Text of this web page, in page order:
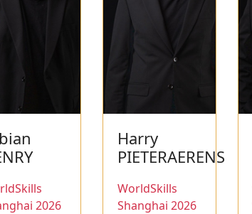
2026
Harry
PIETERAERENS
WorldSkills
Shanghai 2026